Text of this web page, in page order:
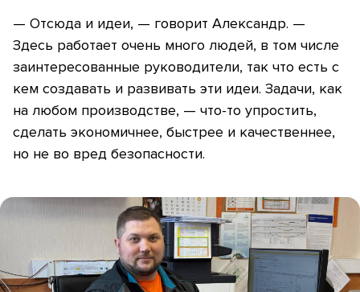
— Отсюда и идеи, — говорит Александр. —
Здесь работает очень много людей, в том числе
заинтересованные руководители, так что есть с
кем создавать и развивать эти идеи. Задачи, как
на любом производстве, — что-то упростить,
сделать экономичнее, быстрее и качественнее,
но не во вред безопасности.